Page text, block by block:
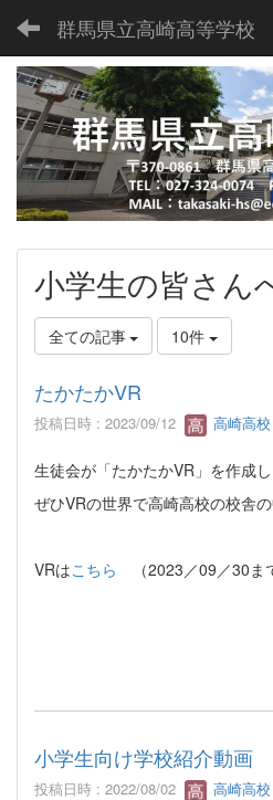
群馬県立高崎高等学校
小学生の皆さん
全ての記事 10件
たかたかVR
投稿日時 : 2023/09/12 高崎高校
生徒会が「たかたかVR」を作成し
ぜひVRの世界で高崎高校の校舎
VRはこちら （2023／09／30ま
小学生向け学校紹介動画
投稿日時 : 2022/08/02 高崎高校